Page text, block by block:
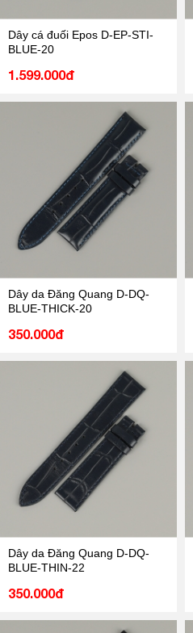
Dây cá đuối Epos D-EP-STI-
BLUE-20
1.599.000đ
Dây da Đăng Quang D-DQ-
BLUE-THICK-20
350.000đ
Dây da Đăng Quang D-DQ-
BLUE-THIN-22
350.000đ